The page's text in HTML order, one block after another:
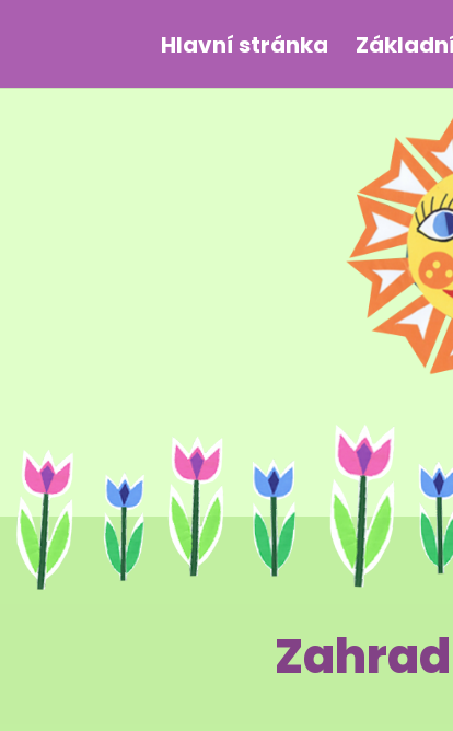
Hlavní stránka